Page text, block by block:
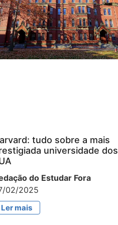
tudo sobre a mais
universidade dos
do Estudar Fora
02/2025
Ler mais